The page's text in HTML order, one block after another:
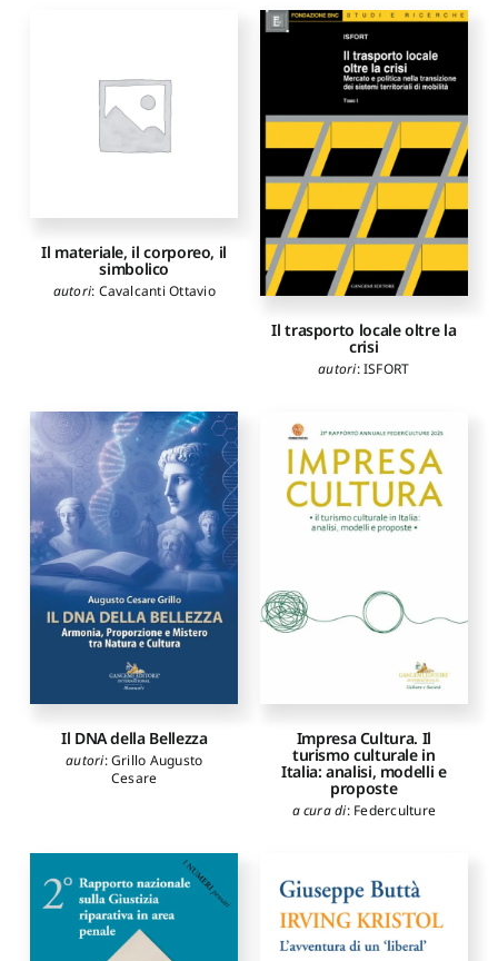
Il materiale, il corporeo, il
simbolico
autori: Cavalcanti Ottavio
Il trasporto locale oltre la
crisi
autori:ISFORT
Il DNA della Bellezza
autori:Grillo Augusto
Cesare
Impresa Cultura. Il
turismo culturale in
Italia: analisi, modelli e
proposte
a cura di: Federculture